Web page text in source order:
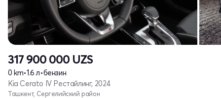
317 900 000 UZS
0 km•1.6 л•бензин
Kia Cerato IV Рестайлинг, 2024
Ташкент, Сергелийский район